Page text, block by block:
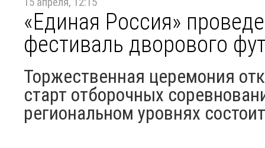
«Единая Россия»
фестиваль дворового
Торжественная церемония
старт отборочных
региональном уровнях